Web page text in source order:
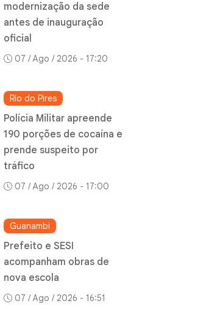
modernização da sede
antes de inauguração
oficial
07 / Ago / 2026 - 17:20
Rio do Pires
Polícia Militar apreende
190 porções de cocaína e
prende suspeito por
tráfico
07 / Ago / 2026 - 17:00
Guanambi
Prefeito e SESI
acompanham obras de
nova escola
07 / Ago / 2026 - 16:51